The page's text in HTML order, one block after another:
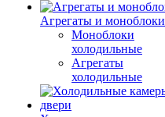
Агрегаты и моноблоки
Моноблоки
холодильные
Агрегаты
холодильные